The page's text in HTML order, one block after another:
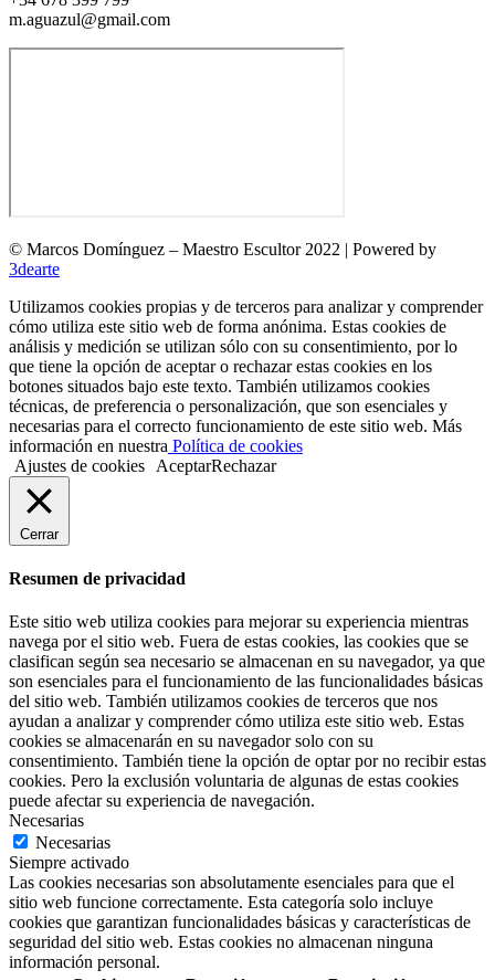
m.aguazul@gmail.com
© Marcos Domínguez – Maestro Escultor 2022 | Powered by
3dearte
Utilizamos cookies propias y de terceros para analizar y comprender
cómo utiliza este sitio web de forma anónima. Estas cookies de
análisis y medición se utilizan sólo con su consentimiento, por lo
que tiene la opción de aceptar o rechazar estas cookies en los
botones situados bajo este texto. También utilizamos cookies
técnicas, de preferencia o personalización, que son esenciales y
necesarias para el correcto funcionamiento de este sitio web. Más
información en nuestra Política de cookies
Ajustes de cookies
AceptarRechazar
Cerrar
Resumen de privacidad
Este sitio web utiliza cookies para mejorar su experiencia mientras
navega por el sitio web. Fuera de estas cookies, las cookies que se
clasifican según sea necesario se almacenan en su navegador, ya que
son esenciales para el funcionamiento de las funcionalidades básicas
del sitio web. También utilizamos cookies de terceros que nos
ayudan a analizar y comprender cómo utiliza este sitio web. Estas
cookies se almacenarán en su navegador solo con su
consentimiento. También tiene la opción de optar por no recibir estas
cookies. Pero la exclusión voluntaria de algunas de estas cookies
puede afectar su experiencia de navegación.
Necesarias
Necesarias
Siempre activado
Las cookies necesarias son absolutamente esenciales para que el
sitio web funcione correctamente. Esta categoría solo incluye
cookies que garantizan funcionalidades básicas y características de
seguridad del sitio web. Estas cookies no almacenan ninguna
información personal.